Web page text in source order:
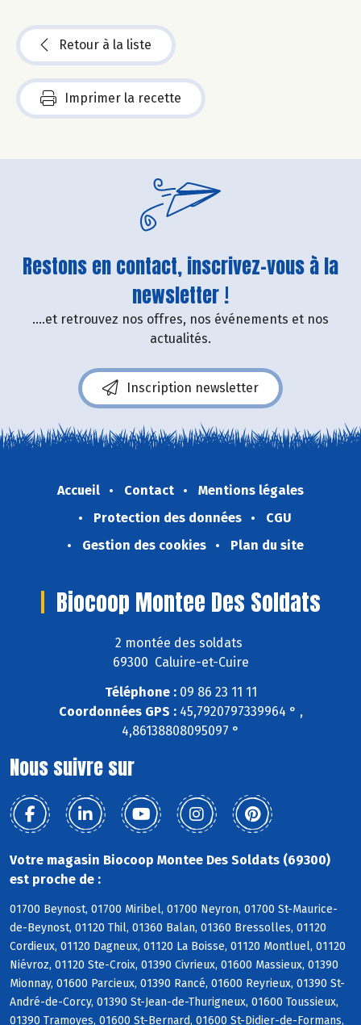
Retour à la liste
Imprimer la recette
Restons en contact, inscrivez-vous à la
newsletter !
....et retrouvez nos offres, nos événements et nos
actualités.
Inscription newsletter
Accueil Contact
Mentions légales
Protection des données
CGU
Gestion des cookies
Plan du site
Biocoop Montee Des Soldats
2 montée des soldats
69300 Caluire-et-Cuire
Téléphone :09 86 23 11 11
Coordonnées GPS :45,7920797339964 ° ,
4,86138808095097 °
Nous suivre sur
Votre magasin Biocoop Montee Des Soldats (69300)
est proche de :
01700 Beynost, 01700 Miribel, 01700 Neyron, 01700 St-Maurice-
de-Beynost, 01120 Thil, 01360 Balan, 01360 Bressolles, 01120
Cordieux, 01120 Dagneux, 01120 La Boisse, 01120 Montluel, 01120
Niévroz, 01120 Ste-Croix, 01390 Civrieux, 01600 Massieux, 01390
Mionnay, 01600 Parcieux, 01390 Rancé, 01600 Reyrieux, 01390 St-
André-de-Corcy, 01390 St-Jean-de-Thurigneux, 01600 Toussieux,
01390 Tramoyes, 01600 St-Bernard, 01600 St-Didier-de-Formans,